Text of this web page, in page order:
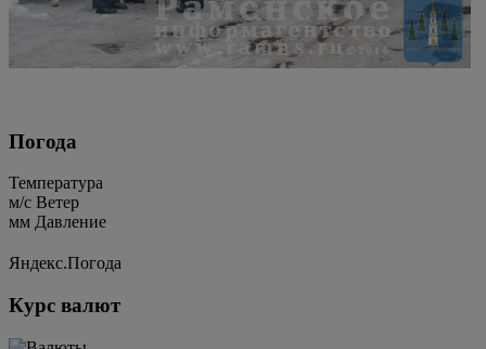
Погода
Температура
м/c Ветер
мм Давление
Яндекс.Погода
Курс валют